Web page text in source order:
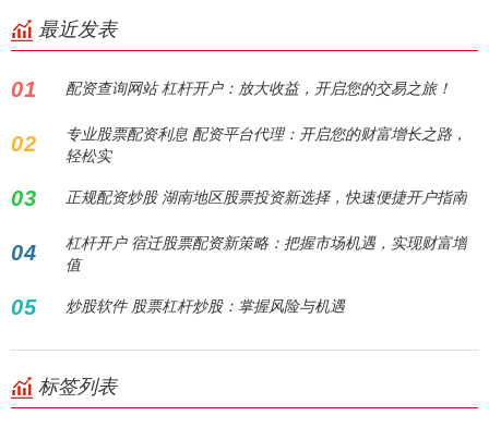
最近发表
01 配资查询网站 杠杆开户：放大收益，开启您的交易之旅！
02
专业股票配资利息 配资平台代理：开启您的财富增长之路，
轻松实
03 正规配资炒股 湖南地区股票投资新选择，快速便捷开户指南
04
杠杆开户 宿迁股票配资新策略：把握市场机遇，实现财富增
值
05 炒股软件 股票杠杆炒股：掌握风险与机遇
标签列表